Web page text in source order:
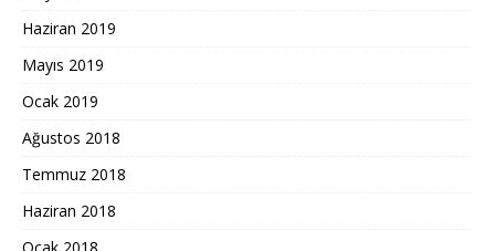
Haziran 2019
Mayıs 2019
Ocak 2019
Ağustos 2018
Temmuz 2018
Haziran 2018